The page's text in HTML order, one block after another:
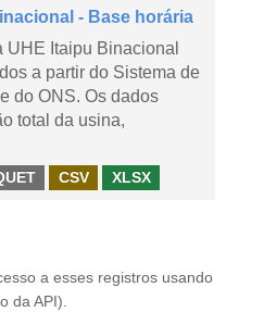
- Base horária
UHE Itaipu Binacional
a partir do Sistema de
do ONS. Os dados
total da usina,
CSV XLSX
a esses registros usando
da API ).